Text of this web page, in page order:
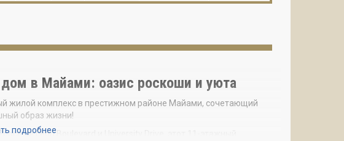
в Майами: оазис роскоши и уюта
жилой комплекс в престижном районе Майами, сочетающий
образ жизни!
de Leon Boulevard и University Drive, этот 11-этажный
подробнее